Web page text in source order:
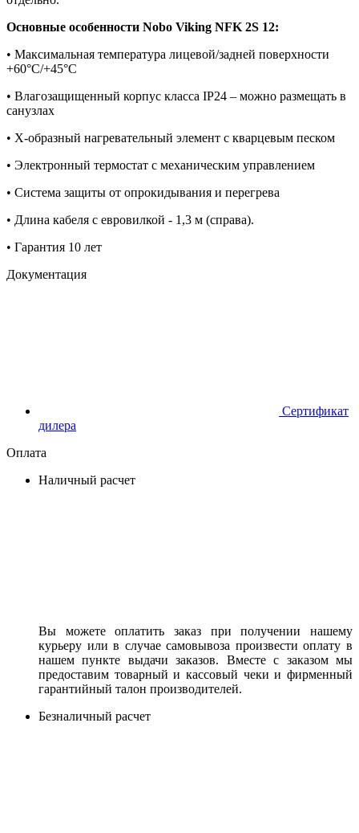
Основные особенности Nobo Viking NFK 2S 12:
• Максимальная температура лицевой/задней поверхности
+60°C/+45°C
• Влагозащищенный корпус класса IP24 – можно размещать в
санузлах
• Х-образный нагревательный элемент с кварцевым песком
• Электронный термостат с механическим управлением
• Система защиты от опрокидывания и перегрева
• Длина кабеля с евровилкой - 1,3 м (справа).
• Гарантия 10 лет
Документация
Сертификат
дилера
Оплата
Наличный расчет
Вы можете оплатить заказ при получении нашему
курьеру или в случае самовывоза произвести оплату в
нашем пункте выдачи заказов. Вместе с заказом мы
предоставим товарный и кассовый чеки и фирменный
гарантийный талон производителей.
Безналичный расчет